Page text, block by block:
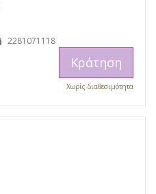
2281071118
Κράτηση
Χωρίς διαθεσιμότητα